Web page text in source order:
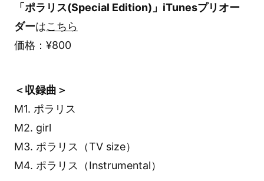
「ポラリス(Special Edition)」iTunesプリオー
ダーはこちら
価格：¥800
＜収録曲＞
M1. ポラリス
M2. girl
M3. ポラリス（TV size）
M4. ポラリス（Instrumental）